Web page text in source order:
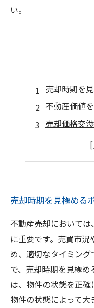
い。
売却時期を
不動産価値
売却価格交
手数料・税
売却時期を見極める
不動産売却において
に重要です。売買市
め、適切なタイミン
で、売却時期を見極
は、物件の状態を正
物件の状態によって